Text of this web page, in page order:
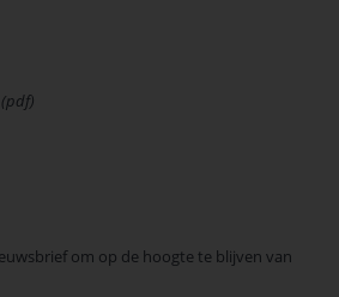
(pdf)
om op de hoogte te blijven van